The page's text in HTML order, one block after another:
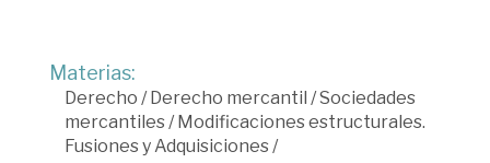
Materias:
Derecho / Derecho mercantil /Sociedades
mercantiles/ Modificaciones estructurales.
Fusiones y Adquisiciones/